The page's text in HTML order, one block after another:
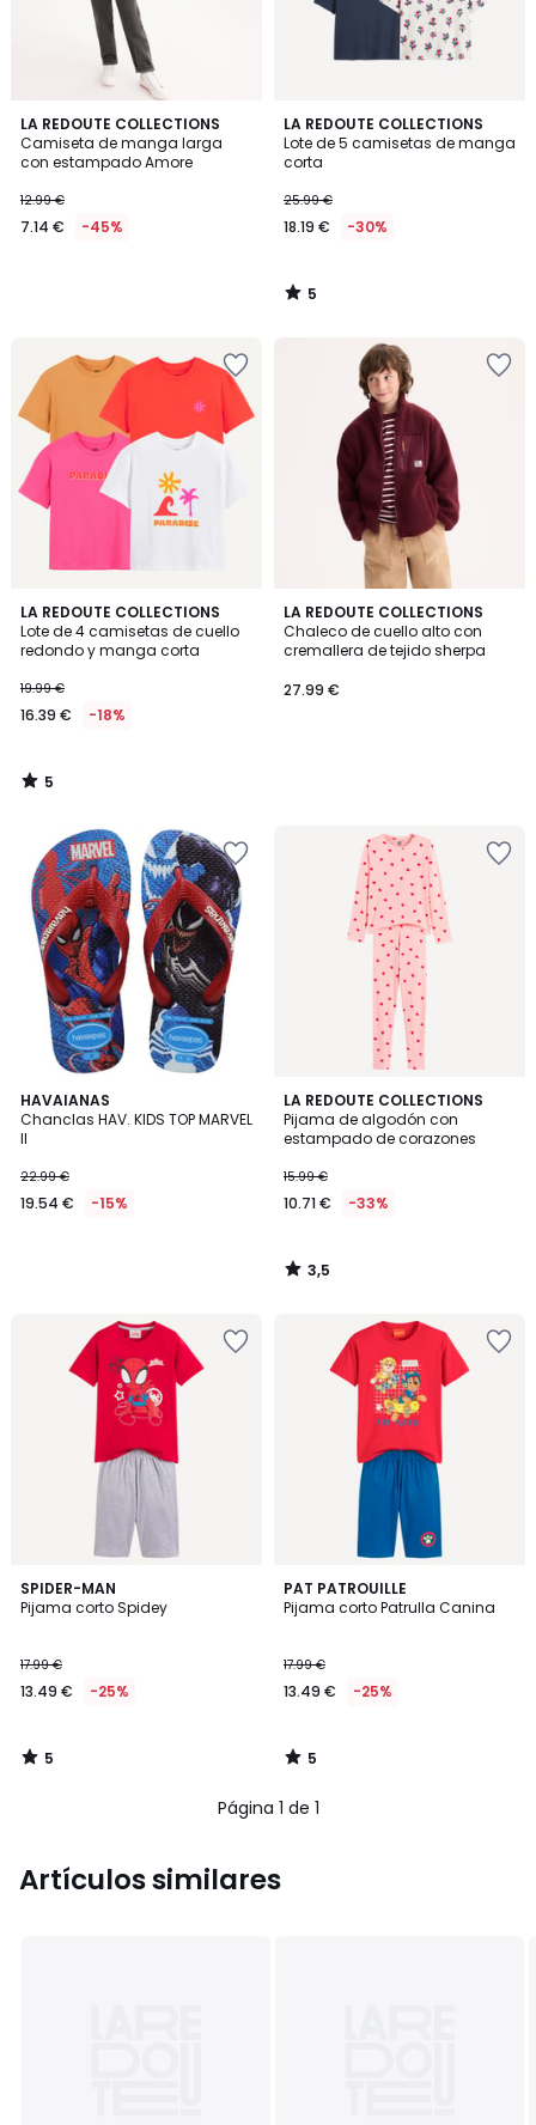
LA REDOUTE COLLECTIONS
Camiseta de manga larga
con estampado Amore
12.99 €
7.14 € -45%
LA REDOUTE COLLECTIONS
Lote de 5 camisetas de manga
corta
25.99 €
18.19 € -30%
5
/
5
5
/
LA REDOUTE COLLECTIONS
Lote de 4 camisetas de cuello
redondo y manga corta
19.99 €
16.39 € -18%
5
/
5
5
/
LA REDOUTE COLLECTIONS
Chaleco de cuello alto con
cremallera de tejido sherpa
27.99 €
HAVAIANAS
Chanclas HAV. KIDS TOP MARVEL
II
22.99 €
19.54 € -15%
LA REDOUTE COLLECTIONS
Pijama de algodón con
estampado de corazones
15.99 €
10.71 € -33%
3,5
/ 5
3,5
/
SPIDER-MAN
Pijama corto Spidey
17.99 €
13.49 € -25%
5
/
5
/
PAT PATROUILLE
Pijama corto Patrulla Canina
17.99 €
13.49 € -25%
5
/
5
/
Página 1 de 1
Artículos similares